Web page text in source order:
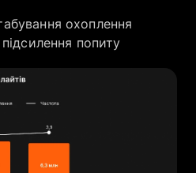
охоплення
попиту